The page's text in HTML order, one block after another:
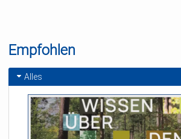
Empfohlen
Alles